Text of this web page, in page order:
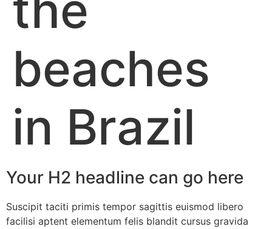
beaches
in Brazil
Your H2 headline can go here
Suscipit taciti primis tempor sagittis euismod libero
facilisi aptent elementum felis blandit cursus gravida